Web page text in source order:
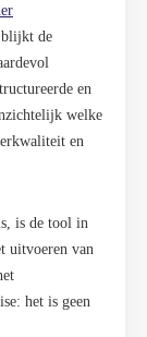
de
en
welke
en
is de tool in
uitvoeren van
het is geen